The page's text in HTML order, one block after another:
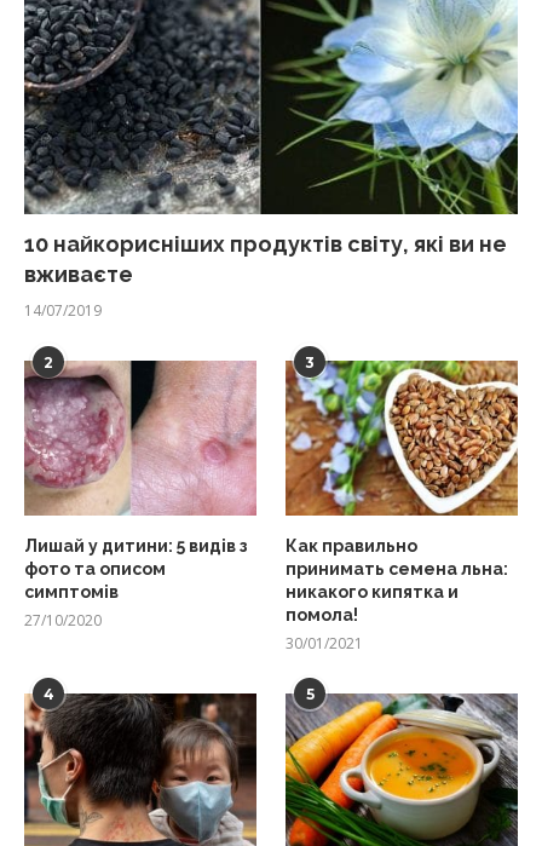
10 найкорисніших продуктів світу, які ви не
вживаєте
14/07/2019
2
Лишай у дитини: 5 видів з
фото та описом
симптомів
27/10/2020
3
Как правильно
принимать семена льна:
никакого кипятка и
помола!
30/01/2021
4 5